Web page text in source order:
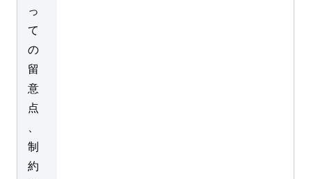
っ
て
の
留
意
点
制
約